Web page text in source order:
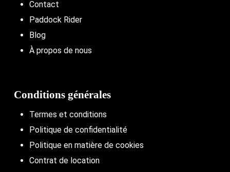
Contact
Paddock Rider
Blog
À propos de nous
Conditions générales
Termes et conditions
Politique de confidentialité
Politique en matière de cookies
Contrat de location